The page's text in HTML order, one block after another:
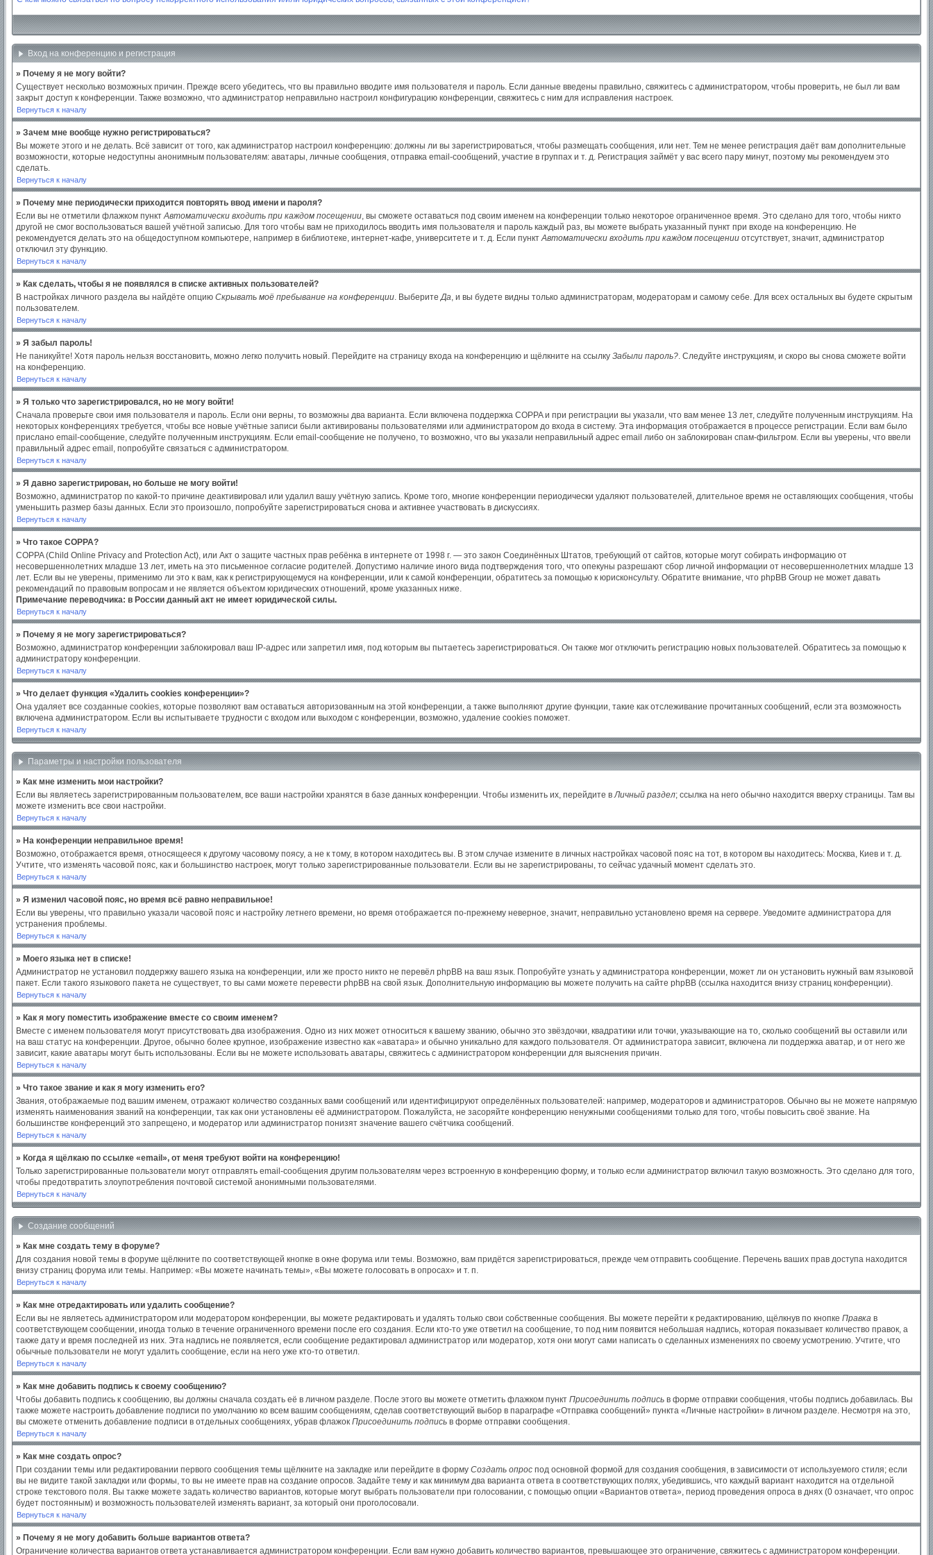
Вход на конференцию и регистрация
» Почему я не могу войти?
Существует несколько возможных причин. Прежде всего убедитесь, что вы правильно вводите имя пользователя и пароль. Если данные введены правильно, свяжитесь с администратором, чтобы проверить, не был ли вам
закрыт доступ к конференции. Также возможно, что администратор неправильно настроил конфигурацию конференции, свяжитесь с ним для исправления настроек.
Вернуться к началу
» Зачем мне вообще нужно регистрироваться?
Вы можете этого и не делать. Всё зависит от того, как администратор настроил конференцию: должны ли вы зарегистрироваться, чтобы размещать сообщения, или нет. Тем не менее регистрация даёт вам дополнительные
возможности, которые недоступны анонимным пользователям: аватары, личные сообщения, отправка email-сообщений, участие в группах и т. д. Регистрация займёт у вас всего пару минут, поэтому мы рекомендуем это
сделать.
Вернуться к началу
» Почему мне периодически приходится повторять ввод имени и пароля?
Если вы не отметили флажком пунктАвтоматически входить при каждом посещении, вы сможете оставаться под своим именем на конференции только некоторое ограниченное время. Это сделано для того, чтобы никто
другой не смог воспользоваться вашей учётной записью. Для того чтобы вам не приходилось вводить имя пользователя и пароль каждый раз, вы можете выбрать указанный пункт при входе на конференцию. Не
рекомендуется делать это на общедоступном компьютере, например в библиотеке, интернет-кафе, университете и т. д. Если пунктАвтоматически входить при каждом посещении отсутствует, значит, администратор
отключил эту функцию.
Вернуться к началу
» Как сделать, чтобы я не появлялся в списке активных пользователей?
В настройках личного раздела вы найдёте опцию Скрывать моё пребывание на конференции. ВыберитеДа, и вы будете видны только администраторам, модераторам и самому себе. Для всех остальных вы будете скрытым
пользователем.
Вернуться к началу
» Я забыл пароль!
Не паникуйте! Хотя пароль нельзя восстановить, можно легко получить новый. Перейдите на страницу входа на конференцию и щёлкните на ссылку Забыли пароль?. Следуйте инструкциям, и скоро вы снова сможете войти
на конференцию.
Вернуться к началу
» Я только что зарегистрировался, но не могу войти!
Сначала проверьте свои имя пользователя и пароль. Если они верны, то возможны два варианта. Если включена поддержка COPPA и при регистрации вы указали, что вам менее 13 лет, следуйте полученным инструкциям. На
некоторых конференциях требуется, чтобы все новые учётные записи были активированы пользователями или администратором до входа в систему. Эта информация отображается в процессе регистрации. Если вам было
прислано email-сообщение, следуйте полученным инструкциям. Если email-сообщение не получено, то возможно, что вы указали неправильный адрес email либо он заблокирован спам-фильтром. Если вы уверены, что ввели
правильный адрес email, попробуйте связаться с администратором.
Вернуться к началу
» Я давно зарегистрирован, но больше не могу войти!
Возможно, администратор по какой-то причине деактивировал или удалил вашу учётную запись. Кроме того, многие конференции периодически удаляют пользователей, длительное время не оставляющих сообщения, чтобы
уменьшить размер базы данных. Если это произошло, попробуйте зарегистрироваться снова и активнее участвовать в дискуссиях.
Вернуться к началу
» Что такое COPPA?
COPPA (Child Online Privacy and Protection Act), или Акт о защите частных прав ребёнка в интернете от 1998 г. — это закон Соединённых Штатов, требующий от сайтов, которые могут собирать информацию от
несовершеннолетних младше 13 лет, иметь на это письменное согласие родителей. Допустимо наличие иного вида подтверждения того, что опекуны разрешают сбор личной информации от несовершеннолетних младше 13
лет. Если вы не уверены, применимо ли это к вам, как к регистрирующемуся на конференции, или к самой конференции, обратитесь за помощью к юрисконсульту. Обратите внимание, что phpBB Group не может давать
рекомендаций по правовым вопросам и не является объектом юридических отношений, кроме указанных ниже.
Примечание переводчика: в России данный акт не имеет юридической силы.
Вернуться к началу
» Почему я не могу зарегистрироваться?
Возможно, администратор конференции заблокировал ваш IP-адрес или запретил имя, под которым вы пытаетесь зарегистрироваться. Он также мог отключить регистрацию новых пользователей. Обратитесь за помощью к
администратору конференции.
Вернуться к началу
» Что делает функция «Удалить cookies конференции»?
Она удаляет все созданные cookies, которые позволяют вам оставаться авторизованным на этой конференции, а также выполняют другие функции, такие как отслеживание прочитанных сообщений, если эта возможность
включена администратором. Если вы испытываете трудности с входом или выходом с конференции, возможно, удаление cookies поможет.
Вернуться к началу
Параметры и настройки пользователя
» Как мне изменить мои настройки?
Если вы являетесь зарегистрированным пользователем, все ваши настройки хранятся в базе данных конференции. Чтобы изменить их, перейдите вЛичный раздел; ссылка на него обычно находится вверху страницы. Там вы
можете изменить все свои настройки.
Вернуться к началу
» На конференции неправильное время!
Возможно, отображается время, относящееся к другому часовому поясу, а не к тому, в котором находитесь вы. В этом случае измените в личных настройках часовой пояс на тот, в котором вы находитесь: Москва, Киев и т. д.
Учтите, что изменять часовой пояс, как и большинство настроек, могут только зарегистрированные пользователи. Если вы не зарегистрированы, то сейчас удачный момент сделать это.
Вернуться к началу
» Я изменил часовой пояс, но время всё равно неправильное!
Если вы уверены, что правильно указали часовой пояс и настройку летнего времени, но время отображается по-прежнему неверное, значит, неправильно установлено время на сервере. Уведомите администратора для
устранения проблемы.
Вернуться к началу
» Моего языка нет в списке!
Администратор не установил поддержку вашего языка на конференции, или же просто никто не перевёл phpBB на ваш язык. Попробуйте узнать у администратора конференции, может ли он установить нужный вам языковой
пакет. Если такого языкового пакета не существует, то вы сами можете перевести phpBB на свой язык. Дополнительную информацию вы можете получить на сайте phpBB (ссылка находится внизу страниц конференции).
Вернуться к началу
» Как я могу поместить изображение вместе со своим именем?
Вместе с именем пользователя могут присутствовать два изображения. Одно из них может относиться к вашему званию, обычно это звёздочки, квадратики или точки, указывающие на то, сколько сообщений вы оставили или
на ваш статус на конференции. Другое, обычно более крупное, изображение известно как «аватара» и обычно уникально для каждого пользователя. От администратора зависит, включена ли поддержка аватар, и от него же
зависит, какие аватары могут быть использованы. Если вы не можете использовать аватары, свяжитесь с администратором конференции для выяснения причин.
Вернуться к началу
» Что такое звание и как я могу изменить его?
Звания, отображаемые под вашим именем, отражают количество созданных вами сообщений или идентифицируют определённых пользователей: например, модераторов и администраторов. Обычно вы не можете напрямую
изменять наименования званий на конференции, так как они установлены её администратором. Пожалуйста, не засоряйте конференцию ненужными сообщениями только для того, чтобы повысить своё звание. На
большинстве конференций это запрещено, и модератор или администратор понизят значение вашего счётчика сообщений.
Вернуться к началу
» Когда я щёлкаю по ссылке «email», от меня требуют войти на конференцию!
Только зарегистрированные пользователи могут отправлять email-сообщения другим пользователям через встроенную в конференцию форму, и только если администратор включил такую возможность. Это сделано для того,
чтобы предотвратить злоупотребления почтовой системой анонимными пользователями.
Вернуться к началу
Создание сообщений
» Как мне создать тему в форуме?
Для создания новой темы в форуме щёлкните по соответствующей кнопке в окне форума или темы. Возможно, вам придётся зарегистрироваться, прежде чем отправить сообщение. Перечень ваших прав доступа находится
внизу страниц форума или темы. Например: «Вы можете начинать темы», «Вы можете голосовать в опросах» и т. п.
Вернуться к началу
» Как мне отредактировать или удалить сообщение?
Если вы не являетесь администратором или модератором конференции, вы можете редактировать и удалять только свои собственные сообщения. Вы можете перейти к редактированию, щёлкнув по кнопке Правка в
соответствующем сообщении, иногда только в течение ограниченного времени после его создания. Если кто-то уже ответил на сообщение, то под ним появится небольшая надпись, которая показывает количество правок, а
также дату и время последней из них. Эта надпись не появляется, если сообщение редактировал администратор или модератор, хотя они могут сами написать о сделанных изменениях по своему усмотрению. Учтите, что
обычные пользователи не могут удалить сообщение, если на него уже кто-то ответил.
Вернуться к началу
» Как мне добавить подпись к своему сообщению?
Чтобы добавить подпись к сообщению, вы должны сначала создать её в личном разделе. После этого вы можете отметить флажком пункт Присоединить подпись в форме отправки сообщения, чтобы подпись добавилась. Вы
также можете настроить добавление подписи по умолчанию ко всем вашим сообщениям, сделав соответствующий выбор в параграфе «Отправка сообщений» пункта «Личные настройки» в личном разделе. Несмотря на это,
вы сможете отменить добавление подписи в отдельных сообщениях, убрав флажок Присоединить подпись в форме отправки сообщения.
Вернуться к началу
» Как мне создать опрос?
При создании темы или редактировании первого сообщения темы щёлкните на закладке или перейдите в форму Создать опрос под основной формой для создания сообщения, в зависимости от используемого стиля; если
вы не видите такой закладки или формы, то вы не имеете прав на создание опросов. Задайте тему и как минимум два варианта ответа в соответствующих полях, убедившись, что каждый вариант находится на отдельной
строке текстового поля. Вы также можете задать количество вариантов, которые могут выбрать пользователи при голосовании, с помощью опции «Вариантов ответа», период проведения опроса в днях (0 означает, что опрос
будет постоянным) и возможность пользователей изменять вариант, за который они проголосовали.
Вернуться к началу
» Почему я не могу добавить больше вариантов ответа?
Ограничение количества вариантов ответа устанавливается администратором конференции. Если вам нужно добавить количество вариантов, превышающее это ограничение, свяжитесь с администратором конференции.